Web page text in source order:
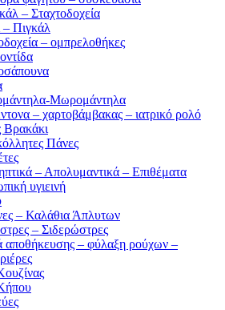
– Σταχτοδοχεία
– Πιγκάλ
– ομπρελοθήκες
Μωρομάντηλα
– χαρτοβάμβακας – ιατρικό ρολό
Βρακάκι
Πάνες
– Απολυμαντικά – Επιθέματα
υγιεινή
– Καλάθια Άπλυτων
– Σιδερώστρες
αποθήκευσης – φύλαξη ρούχων –